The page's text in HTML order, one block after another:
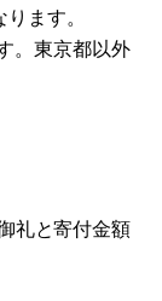
ます。
。東京都以外
礼と寄付金額